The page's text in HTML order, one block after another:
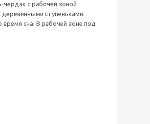
с рабочей зоной
ступеньками.
сна. В рабочей зоне под